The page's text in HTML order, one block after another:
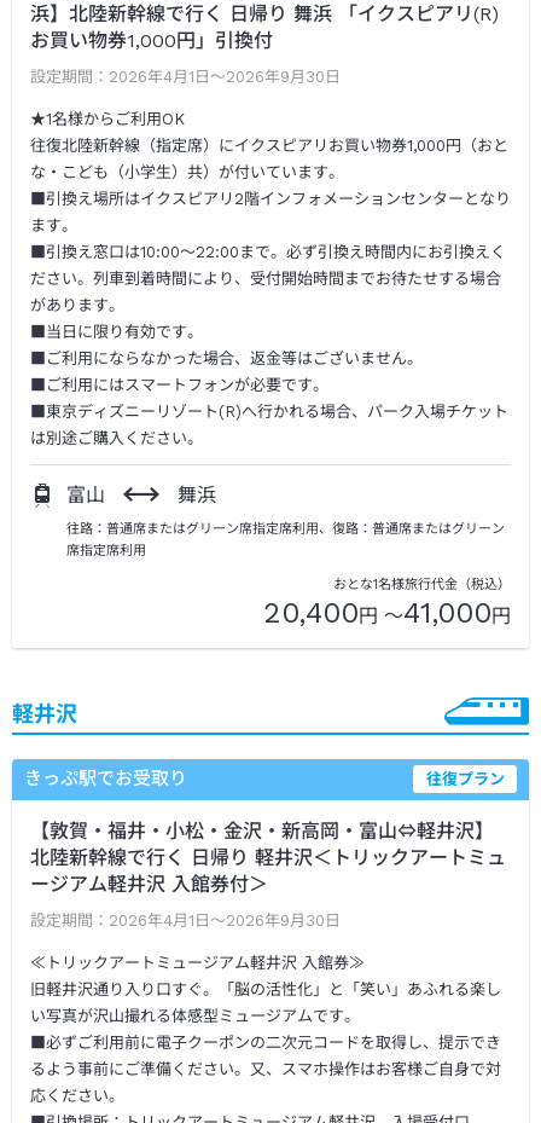
浜】北陸新幹線で行く 日帰り 舞浜 「イクスピアリ(R)
お買い物券1,000円」引換付
設定期間： 2026年4月1日～2026年9月30日
★1名様からご利用OK
往復北陸新幹線（指定席）にイクスピアリお買い物券1,000円（おと
な・こども（小学生）共）が付いています。
■引換え場所はイクスピアリ2階インフォメーションセンターとなり
ます。
■引換え窓口は10:00～22:00まで。必ず引換え時間内にお引換えく
ださい。列車到着時間により、受付開始時間までお待たせする場合
があります。
■当日に限り有効です。
■ご利用にならなかった場合、返金等はございません。
■ご利用にはスマートフォンが必要です。
■東京ディズニーリゾート(R)へ行かれる場合、パーク入場チケット
は別途ご購入ください。
富山 舞浜
往路：普通席またはグリーン席指定席利用、復路：普通席またはグリーン
席指定席利用
おとな1名様旅行代金（税込）
20,400円 ～41,000円
軽井沢
きっぷ駅でお受取り 往復プラン
【敦賀・福井・小松・金沢・新高岡・富山⇔軽井沢】
北陸新幹線で行く 日帰り 軽井沢＜トリックアートミュ
ージアム軽井沢 入館券付＞
設定期間： 2026年4月1日～2026年9月30日
≪トリックアートミュージアム軽井沢 入館券≫
旧軽井沢通り入り口すぐ。「脳の活性化」と「笑い」あふれる楽し
い写真が沢山撮れる体感型ミュージアムです。
■必ずご利用前に電子クーポンの二次元コードを取得し、提示でき
るよう事前にご準備ください。又、スマホ操作はお客様ご自身で対
応ください。